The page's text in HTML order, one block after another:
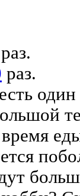
раз.
раз.
время